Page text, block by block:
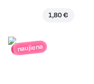
1,80 €
naujiena